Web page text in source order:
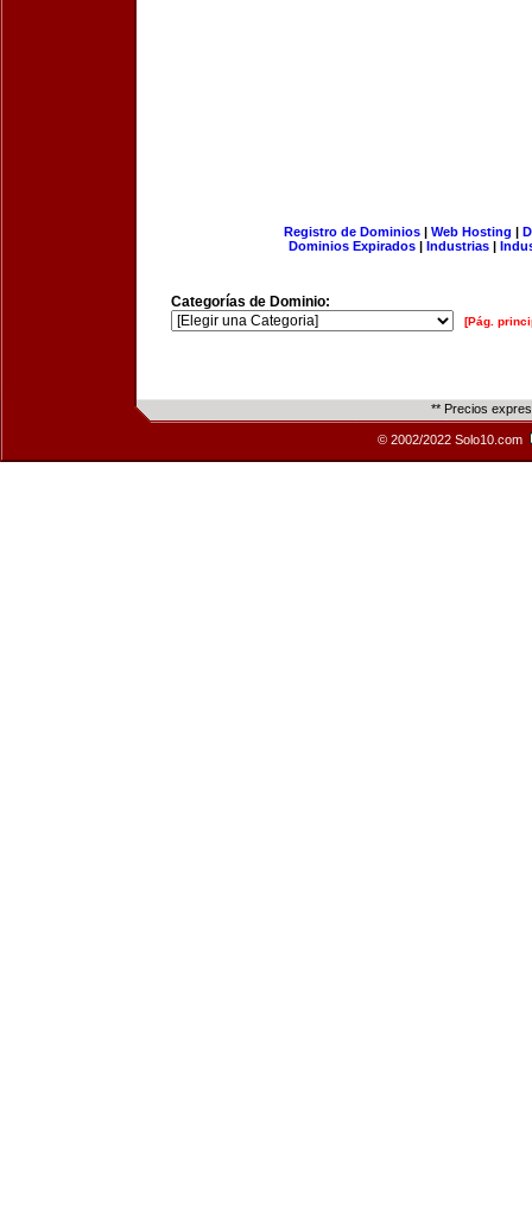
Registro de Dominios| Web Hosting |
Dominios Expirados | Industrias |
Categorías de Dominio:
[Pág.
** Precios
© 2002/2022 Solo10.com